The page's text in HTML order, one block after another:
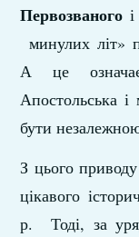
Первозваного
минулих літ»
А це
Апостольська
бути
З цього
цікавого
р. Тоді, за